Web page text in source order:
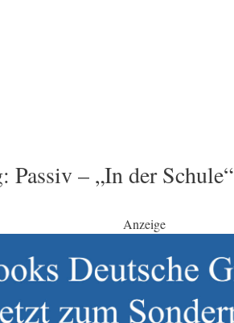
Passiv – „In der Schule“
Anzeige